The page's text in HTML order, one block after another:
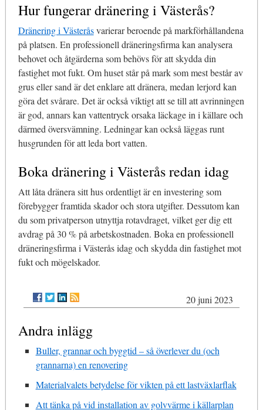
Hur fungerar dränering i Västerås?
Dränering i Västeråsvarierar beroende på markförhållandena
på platsen. En professionell dräneringsfirma kan analysera
behovet och åtgärderna som behövs för att skydda din
fastighet mot fukt. Om huset står på mark som mest består av
grus eller sand är det enklare att dränera, medan lerjord kan
göra det svårare. Det är också viktigt att se till att avrinningen
är god, annars kan vattentryck orsaka läckage in i källare och
därmed översvämning. Ledningar kan också läggas runt
husgrunden för att leda bort vatten.
Boka dränering i Västerås redan idag
Att låta dränera sitt hus ordentligt är en investering som
förebygger framtida skador och stora utgifter. Dessutom kan
du som privatperson utnyttja rotavdraget, vilket ger dig ett
avdrag på 30 % på arbetskostnaden. Boka en professionell
dräneringsfirma i Västerås idag och skydda din fastighet mot
fukt och mögelskador.
20 juni 2023
Andra inlägg
Buller, grannar och byggtid – så överlever du (och
grannarna) en renovering
Materialvalets betydelse för vikten på ett lastväxlarflak
Att tänka på vid installation av golvvärme i källarplan